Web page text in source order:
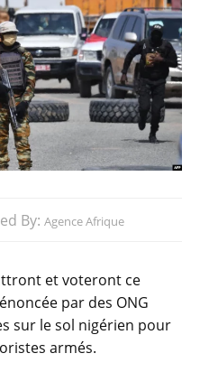
By: Agence Afrique
et voteront ce
par des ONG
sur le sol nigérien pour
armés.